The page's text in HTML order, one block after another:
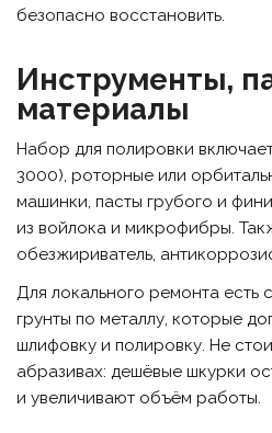
безопасно восстановить.
Инструменты,
материалы
Набор для полировки
3000), роторные или
машинки, пасты грубого и
из войлока и микрофибры.
обезжириватель,
Для локального ремонта есть
грунты по металлу, которые
шлифовку и полировку. Не
абразивах: дешёвые шкурки
и увеличивают объём работы.